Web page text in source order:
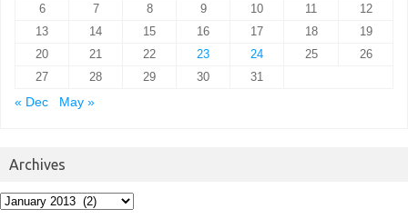
6
7 8 9 10 11
12
13
14 15 16 17 18
19
20
21 22 23 24 25
26
27
28 29 30
31
« Dec
May »
Archives
Archives